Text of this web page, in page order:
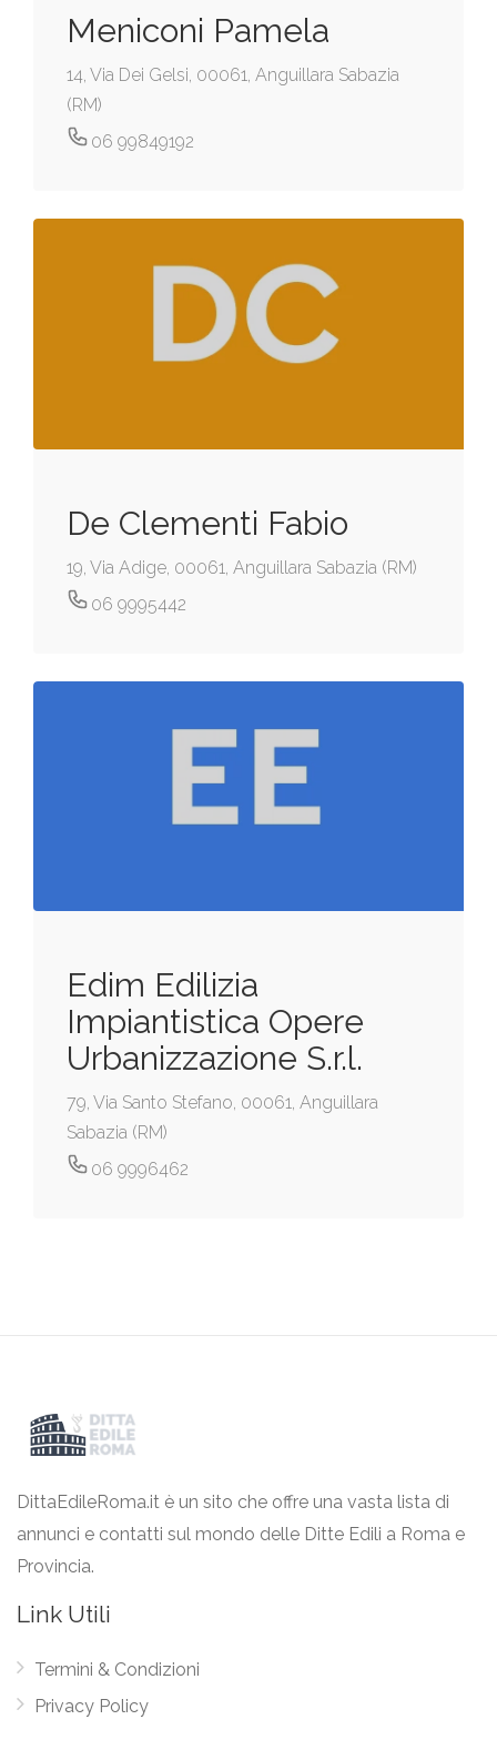
Meniconi Pamela
14, Via Dei Gelsi, 00061, Anguillara Sabazia
(RM)
06 99849192
De Clementi Fabio
19, Via Adige, 00061, Anguillara Sabazia (RM)
06 9995442
Edim Edilizia
Impiantistica Opere
Urbanizzazione S.r.l.
79, Via Santo Stefano, 00061, Anguillara
Sabazia (RM)
06 9996462
DittaEdileRoma.it è un sito che offre una vasta lista di
annunci e contatti sul mondo delle Ditte Edili a Roma e
Provincia.
Link Utili
Termini & Condizioni
Privacy Policy